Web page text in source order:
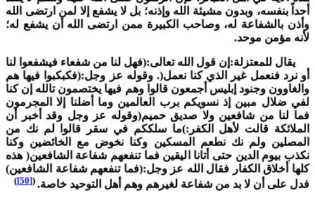
بنفسه، وبدون مشيئة الله وإذنه؛ بل لا يشفع إلا لمن ارتضى الله
بالشفاعة له، وصاحب الكبيرة ممن ارتضى الله أن يشفع له؛
مؤمن موحد.
للمعتزلة:إن قول الله تعالى:(فهل لنا من شفعاء فيشفعوا لنا
نرد فنعمل غير الذي كنا نعمل(. وقوله عز وجل:(فكبكبوا فيها هم
وجنود إبليس أجمعون قالوا وهم فيها يختصمون تالله إن كنا
ضلال مبين إذ نسويكم برب العالمين وما أضلنا إلا المجرمون
لنا من شافعين ولا صديق حميم(وقوله عز وجل وقد أخبر أن
قالت لأهل الكفر:)ما سلككم في سقر قالوا لم نك من
ولم نك نطعم المسكين وكنا نخوض مع الخائضين وكنا
بيوم الدين حتى أتانا اليقين فما تنفعهم شفاعة الشافعين( هذه
أخلاق الكفار فقال الله عز وجل:(فما تنفعهم شفاعة الشافعين)
على أن لا بد من شفاعة لغيرهم وهم أهل التوحيد خاصة.(
)